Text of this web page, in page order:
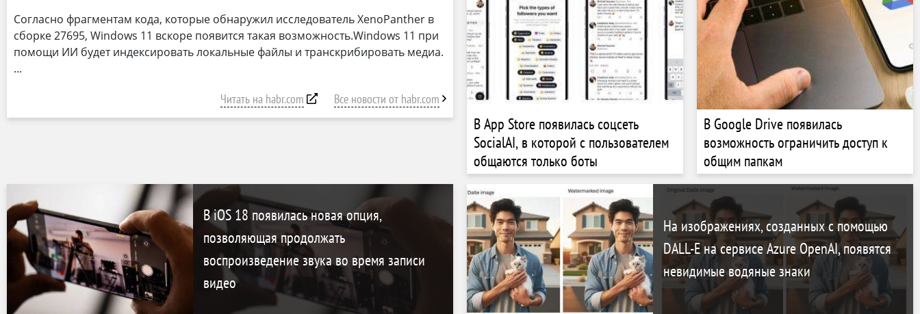
Согласно фрагментам кода, которые обнаружил исследователь XenoPanther в
сборке 27695, Windows 11 вскоре появится такая возможность.Windows 11 при
помощи ИИ будет индексировать локальные файлы и транскрибировать медиа.
Читать на habr.com Все новости от habr.com
В App Store появилась соцсеть
SocialAI, в которой с пользователем
общаются только боты
В Google Drive появилась
возможность ограничить доступ к
общим папкам
В iOS 18 появилась новая опция,
позволяющая продолжать
воспроизведение звука во время записи
видео
На изображениях, созданных с помощью
DALL-E на сервисе Azure OpenAI, появятся
невидимые водяные знаки